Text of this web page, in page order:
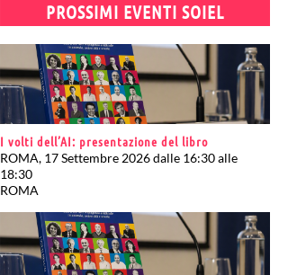
PROSSIMI EVENTI SOIEL
I volti dell’AI: presentazione del libro
ROMA, 17 Settembre 2026 dalle 16:30 alle
18:30
ROMA